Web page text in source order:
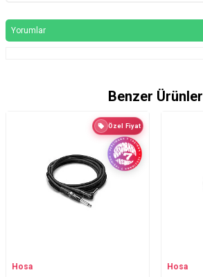
Yorumlar
Benzer Ürünler
Özel Fiyat
Hosa Hosa